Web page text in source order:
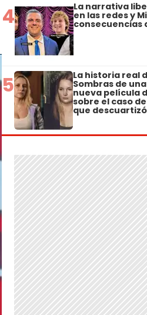
4 La narrativa
en las redes y
consecuencias
5 La historia real
Sombras de
nueva película
sobre el caso
que